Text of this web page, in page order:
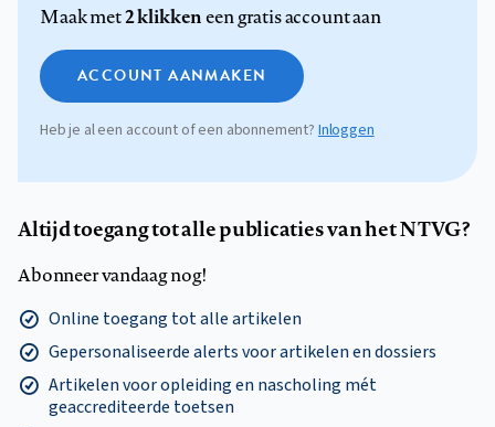
Maak met2 klikkeneen gratis account aan
ACCOUNT AANMAKEN
Heb je al een account of een abonnement?Inloggen
Altijd toegang tot alle publicaties van het NTVG?
Abonneer vandaag nog!
Online toegang tot alle artikelen
Gepersonaliseerde alerts voor artikelen en dossiers
Artikelen voor opleiding en nascholing mét
geaccrediteerde toetsen